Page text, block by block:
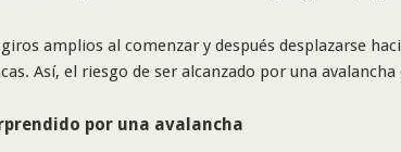
amplios al comenzar y después desplazarse
Así, el riesgo de ser alcanzado por una
por una avalancha